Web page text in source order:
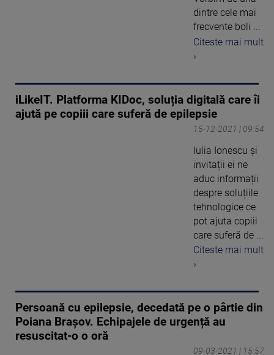
dintre cele mai
frecvente boli ...
Citeste mai mult
›
iLikeIT. Platforma KIDoc, soluția digitală care îi
ajută pe copiii care suferă de epilepsie
15-12-2021 | 09:54
Iulia Ionescu și
invitații ei ne
aduc informații
despre soluțiile
tehnologice ce
pot ajuta copiii
care suferă de ...
Citeste mai mult
›
Persoană cu epilepsie, decedată pe o pârtie din
Poiana Brașov. Echipajele de urgență au
resuscitat-o o oră
09-03-2021 | 15:57